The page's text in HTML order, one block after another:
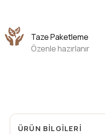
Taze Paketleme
Özenle hazırlanır
ÜRÜN BİLGİLERİ